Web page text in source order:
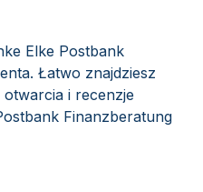
Elke Postbank
Łatwo znajdziesz
i recenzje
Finanzberatung